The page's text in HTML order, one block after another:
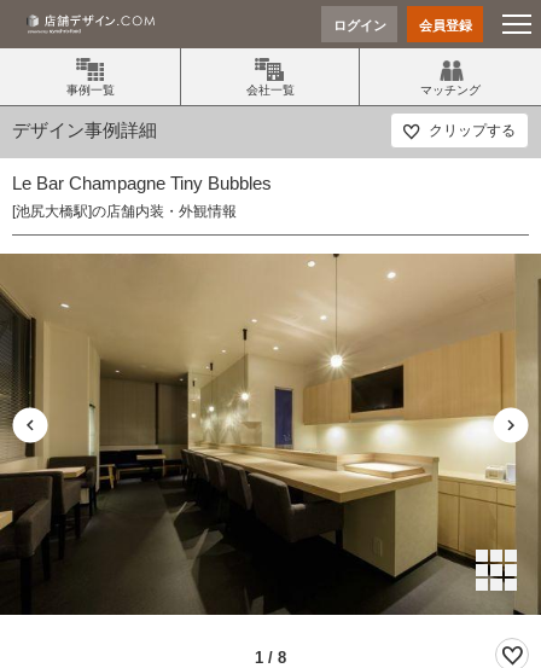
ログイン 会員登録
事例一覧 会社一覧 マッチング
デザイン事例詳細 クリップする
Le Bar Champagne Tiny Bubbles
[池尻大橋駅]の店舗内装・外観情報
1 / 8